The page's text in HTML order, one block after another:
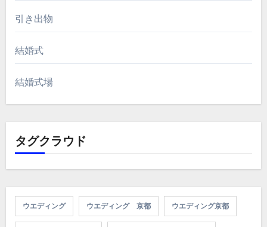
引き出物
結婚式
結婚式場
タグクラウド
ウエディング ウエディング 京都 ウエディング京都